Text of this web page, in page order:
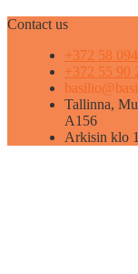
Contact us
+372 58
+372 55 90
Tallinna,
A156
Arkisin klo